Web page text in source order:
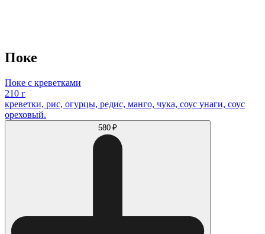
Поке
Поке с креветками
210 г
креветки, рис, огурцы, редис, манго, чука, соус унаги, соус
ореховый.
580 ₽